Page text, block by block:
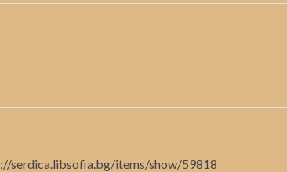
serdica.libsofia.bg/items/show/59818